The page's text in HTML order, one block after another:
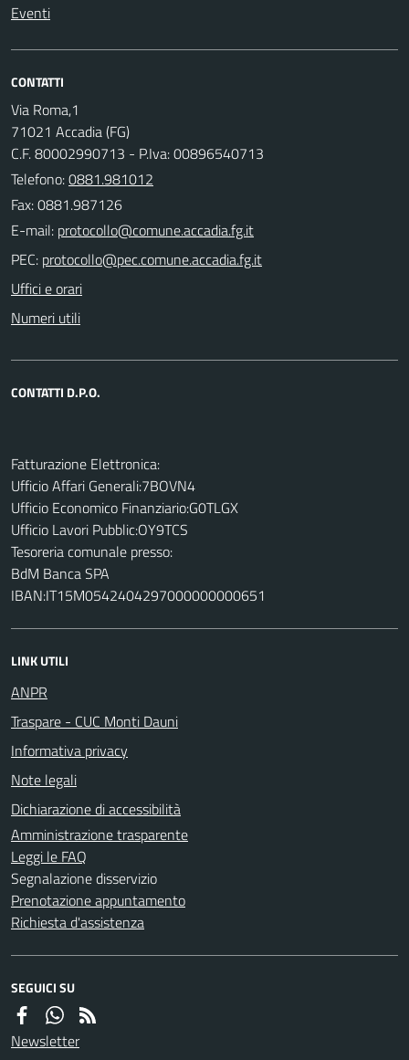
Eventi
CONTATTI
Via Roma,1
71021 Accadia (FG)
C.F. 80002990713 - P.Iva: 00896540713
Telefono:0881.981012
Fax: 0881.987126
E-mail:
PEC:
Uffici e orari
Numeri utili
CONTATTI D.P.O.
Fatturazione Elettronica:
Ufficio Affari Generali:7BOVN4
Ufficio Economico Finanziario:G0TLGX
Ufficio Lavori Pubblic:OY9TCS
Tesoreria comunale presso:
BdM Banca SPA
IBAN:IT15M0542404297000000000651
LINK UTILI
ANPR
Traspare - CUC Monti Dauni
Informativa privacy
Note legali
Dichiarazione di accessibilità
Amministrazione trasparente
Leggi le FAQ
Segnalazione disservizio
Prenotazione appuntamento
Richiesta d'assistenza
SEGUICI SU
Newsletter